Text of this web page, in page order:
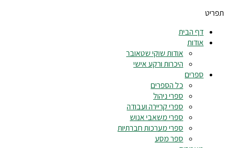
תפריט
דף הבית
אודות
אודות שוקי שטאובר
היכרות ורקע אישי
ספרים
כל הספרים
ספרי ניהול
ספרי קריירה ועבודה
ספרי משאבי אנוש
ספרי מערכות חברתיות
ספר מסע